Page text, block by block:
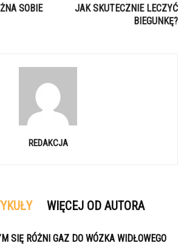
SOBIE
JAK SKUTECZNIE LECZYĆ
BIEGUNKĘ?
REDAKCJA
WIĘCEJ OD AUTORA
SIĘ RÓŻNI GAZ DO WÓZKA WIDŁOWEGO